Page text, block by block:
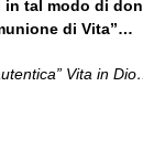
in tal modo di
di Vita”…
Vita in